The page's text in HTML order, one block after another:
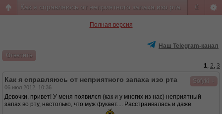
#
Как я справляюсь от неприятного запаха изо рта
Полная версия
Наш Telegram-канал
Ответить
1, 2, 3
Sofyki
Как я справляюсь от неприятного запаха изо рта
06 июл 2012, 10:36
Девочки, привет! У меня появился (как и у многих из нас) неприятный
запах во рту, настолько, что муж фукает.... Расстраивалась и даже